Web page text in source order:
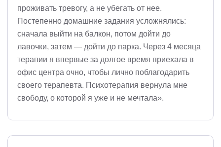
проживать тревогу, а не убегать от нее.
Постепенно домашние задания усложнялись:
сначала выйти на балкон, потом дойти до
лавочки, затем — дойти до парка. Через 4 месяца
терапии я впервые за долгое время приехала в
офис центра очно, чтобы лично поблагодарить
своего терапевта. Психотерапия вернула мне
свободу, о которой я уже и не мечтала».